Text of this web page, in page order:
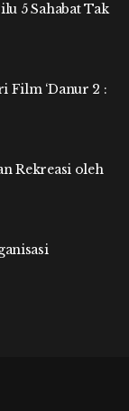
5 Sahabat Tak
Film ‘Danur 2 :
Rekreasi oleh